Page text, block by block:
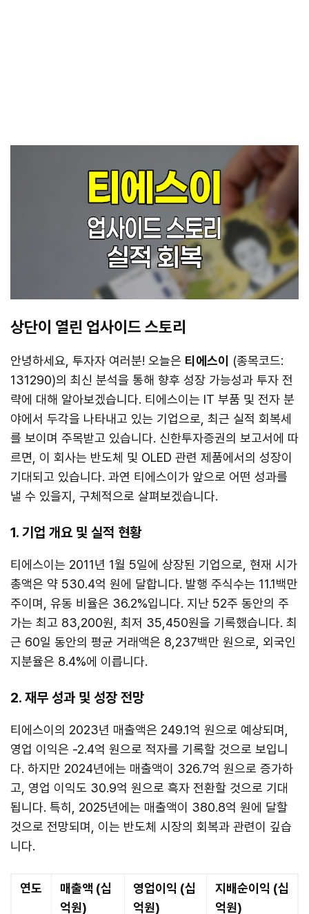
상단이 열린 업사이드 스토리
안녕하세요, 투자자 여러분! 오늘은 티에스이
(종목코드:
131290)의 최신 분석을 통해 향후 성장 가능성과 투자 전
략에 대해 알아보겠습니다. 티에스이는 IT 부품 및 전자 분
야에서 두각을 나타내고 있는 기업으로, 최근 실적 회복세
를 보이며 주목받고 있습니다. 신한투자증권의 보고서에 따
르면, 이 회사는 반도체 및 OLED 관련 제품에서의 성장이
기대되고 있습니다. 과연 티에스이가 앞으로 어떤 성과를
낼 수 있을지, 구체적으로 살펴보겠습니다.
1. 기업 개요 및 실적 현황
티에스이는 2011년 1월 5일에 상장된 기업으로, 현재 시가
총액은 약 530.4억 원에 달합니다. 발행 주식수는 11.1백만
주이며, 유동 비율은 36.2%입니다. 지난 52주 동안의 주
가는 최고 83,200원, 최저 35,450원을 기록했습니다. 최
근 60일 동안의 평균 거래액은 8,237백만 원으로, 외국인
지분율은 8.4%에 이릅니다.
2. 재무 성과 및 성장 전망
티에스이의 2023년 매출액은 249.1억 원으로 예상되며,
영업 이익은 -2.4억 원으로 적자를 기록할 것으로 보입니
다. 하지만 2024년에는 매출액이 326.7억 원으로 증가하
고, 영업 이익도 30.9억 원으로 흑자 전환할 것으로 기대
됩니다. 특히, 2025년에는 매출액이 380.8억 원에 달할
것으로 전망되며, 이는 반도체 시장의 회복과 관련이 깊습
니다.
연도
매출액 (십
억원)
영업이익 (십
억원)
지배순이익 (십
억원)